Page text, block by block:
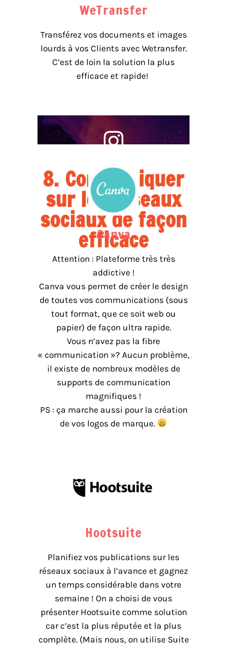
WeTransfer
Transférez vos documents et images
lourds à vos Clients avec Wetransfer.
C’est de loin la solution la plus
efficace et rapide!
8. Communiquer
sur les réseaux
sociaux de façon
efficace
Canva
Attention : Plateforme très très
addictive !
Canva vous permet de créer le design
de toutes vos communications (sous
tout format, que ce soit web ou
papier) de façon ultra rapide.
Vous n’avez pas la fibre
« communication »? Aucun problème,
il existe de nombreux modèles de
supports de communication
magnifiques !
PS : ça marche aussi pour la création
de vos logos de marque.
Hootsuite
Planifiez vos publications sur les
réseaux sociaux à l’avance et gagnez
un temps considérable dans votre
semaine ! On a choisi de vous
présenter Hootsuite comme solution
car c’est la plus réputée et la plus
complète. (Mais nous, on utilise Suite